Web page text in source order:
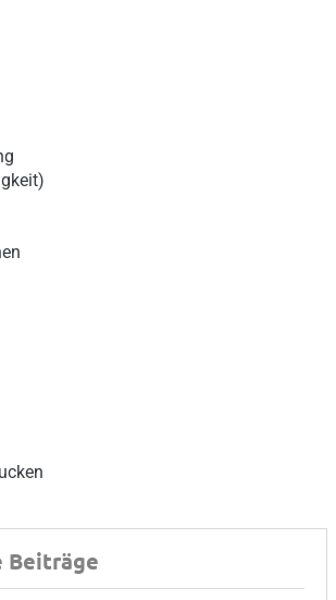
Beiträge